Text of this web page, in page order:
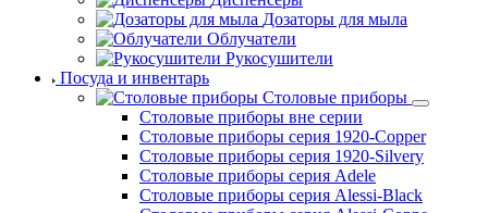
Дозаторы для мыла
Облучатели
Рукосушители
Посуда и инвентарь
Столовые приборы
Столовые приборы вне серии
Столовые приборы серия 1920-Copper
Столовые приборы серия 1920-Silvery
Столовые приборы серия Adele
Столовые приборы серия Alessi-Black